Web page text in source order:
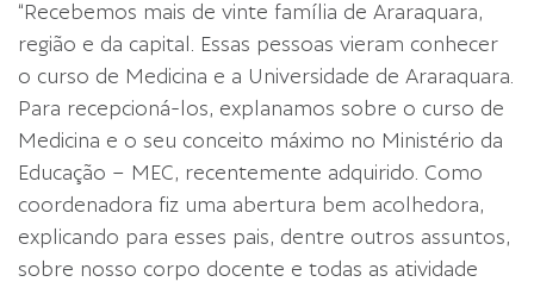
“Recebemos mais de vinte família de Araraquara,
região e da capital. Essas pessoas vieram conhecer
o curso de Medicina e a Universidade de Araraquara.
Para recepcioná-los, explanamos sobre o curso de
Medicina e o seu conceito máximo no Ministério da
Educação – MEC, recentemente adquirido. Como
coordenadora fiz uma abertura bem acolhedora,
explicando para esses pais, dentre outros assuntos,
sobre nosso corpo docente e todas as atividade